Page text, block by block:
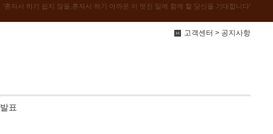
'혼자서 하기 쉽지 않을,혼자서 하기 아까운 이 멋진 일에 함께 할 당신을 기대합니다'
고객센터 > 공지사항
표